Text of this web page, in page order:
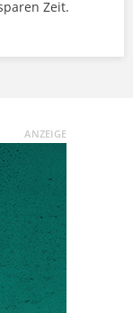
Zeit.
ANZEIGE